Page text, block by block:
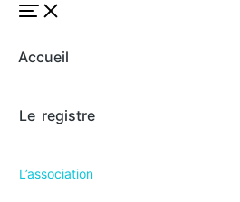
Accueil
Le registre
L’association